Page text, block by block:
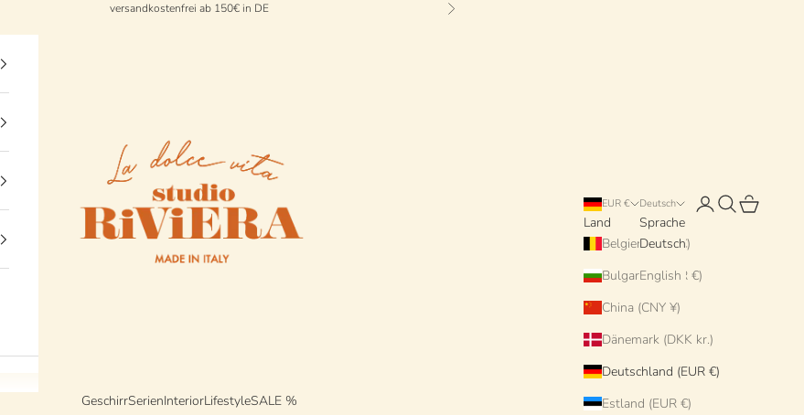
versandkostenfrei ab 150€ in DE Vor
StudioRiviera
GeschirrSerienInteriorLifestyleSALE %
EUR €
Land
Belgien (EUR €)
Bulgarien (EUR €)
China (CNY ¥)
Dänemark (DKK kr.)
Deutschland (EUR €)
Estland (EUR €)
Deutsch
Sprache
Deutsch
English
Anmelden
SuchenWarenkorb